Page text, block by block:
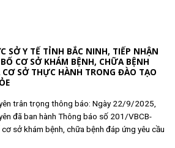
SỞ Y TẾ TỈNH BẮC NINH, TIẾP NHẬN
CƠ SỞ KHÁM BỆNH, CHỮA BỆNH
SỞ THỰC HÀNH TRONG ĐÀO TẠO
trân trọng thông báo: Ngày 22/9/2025,
đã ban hành Thông báo số 201/VBCB-
sở khám bệnh, chữa bệnh đáp ứng yêu cầu